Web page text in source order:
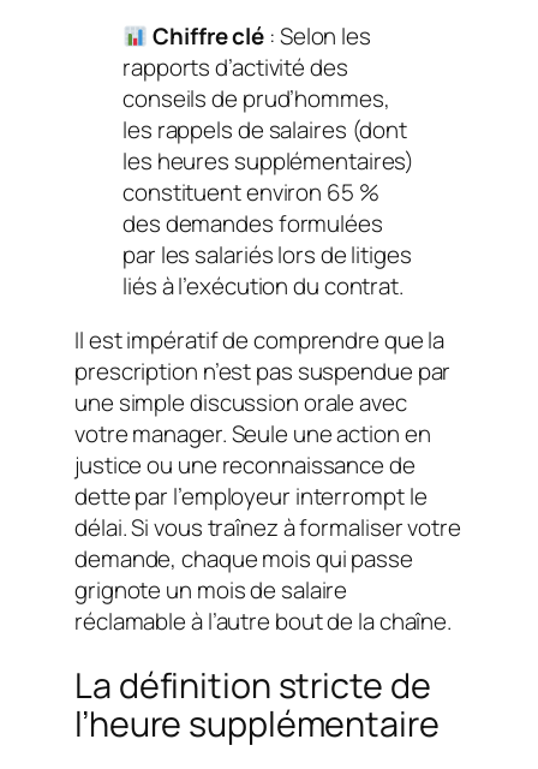
Chiffre clé : Selon les
rapports d’activité des
conseils de prud’hommes,
les rappels de salaires (dont
les heures supplémentaires)
constituent environ 65 %
des demandes formulées
par les salariés lors de litiges
liés à l’exécution du contrat.
Il est impératif de comprendre que la
prescription n’est pas suspendue par
une simple discussion orale avec
votre manager. Seule une action en
justice ou une reconnaissance de
dette par l’employeur interrompt le
délai. Si vous traînez à formaliser votre
demande, chaque mois qui passe
grignote un mois de salaire
réclamable à l’autre bout de la chaîne.
La définition stricte de
l’heure supplémentaire